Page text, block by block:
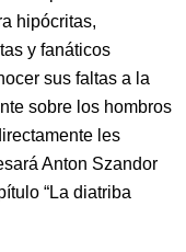
hipócritas,
y fanáticos
sus faltas a la
sobre los hombros
les
Anton Szandor
“La diatriba